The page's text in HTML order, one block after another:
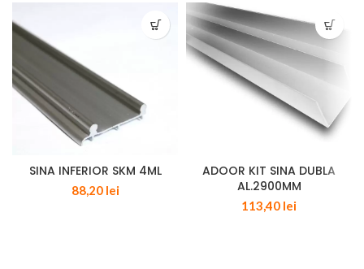
SINA INFERIOR SKM 4ML
88,20 lei
ADOOR KIT SINA DUBLA
AL.2900MM
113,40 lei